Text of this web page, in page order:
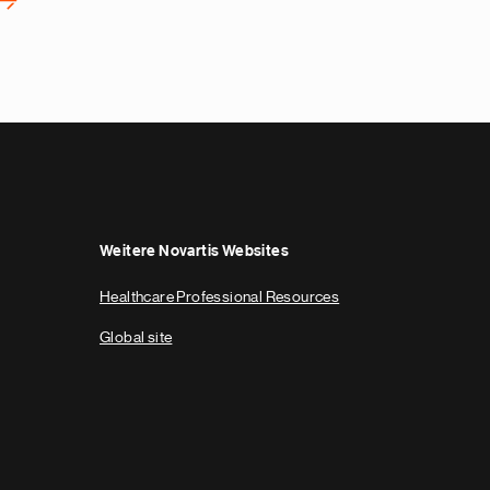
Weitere Novartis Websites
Healthcare Professional Resources
Global site